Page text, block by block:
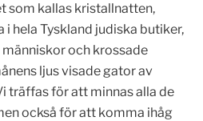
som kallas kristallnatten,
hela Tyskland judiska butiker,
och krossade
ljus visade gator av
träffas för att minnas alla de
också för att komma ihåg